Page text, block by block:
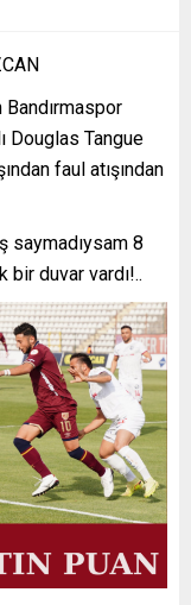
Bandırmaspor
Douglas Tangue
faul atışından
saymadıysam 8
bir duvar vardı!..